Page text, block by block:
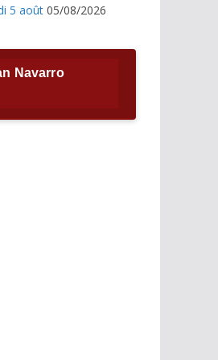
5 août 05/08/2026
Navarro